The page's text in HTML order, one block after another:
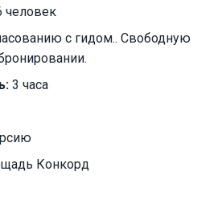
человек
с гидом.. Свободную
3 часа
Конкорд